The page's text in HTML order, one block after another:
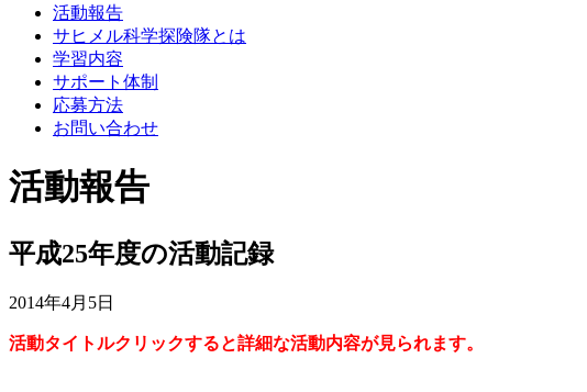
活動報告
サヒメル科学探険隊とは
学習内容
サポート体制
応募方法
お問い合わせ
活動報告
平成25年度の活動記録
2014年4月5日
活動タイトルクリックすると詳細な活動内容が見られます。